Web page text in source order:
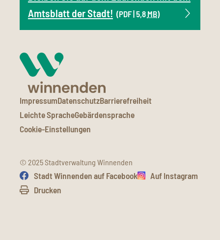
Amtsblatt der Stadt! (PDF | 5,8 MB)
ImpressumDatenschutzBarrierefreiheit
Leichte SpracheGebärdensprache
Cookie-Einstellungen
© 2025 Stadtverwaltung Winnenden
Stadt Winnenden auf Facebook
Auf Instagram
Drucken